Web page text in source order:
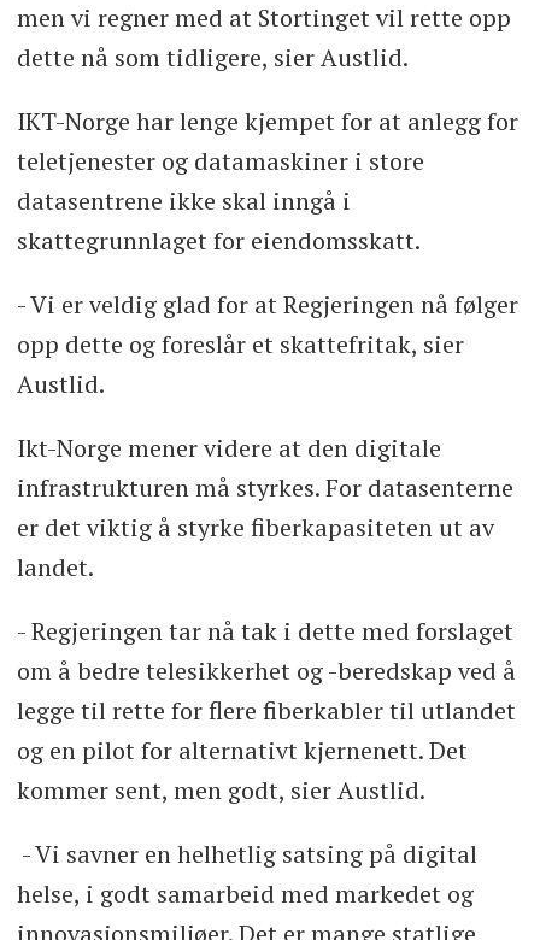
men vi regner med at Stortinget vil rette opp
dette nå som tidligere, sier Austlid.
IKT-Norge har lenge kjempet for at anlegg for
teletjenester og datamaskiner i store
datasentrene ikke skal inngå i
skattegrunnlaget for eiendomsskatt.
- Vi er veldig glad for at Regjeringen nå følger
opp dette og foreslår et skattefritak, sier
Austlid.
Ikt-Norge mener videre at den digitale
infrastrukturen må styrkes. For datasenterne
er det viktig å styrke fiberkapasiteten ut av
landet.
- Regjeringen tar nå tak i dette med forslaget
om å bedre telesikkerhet og -beredskap ved å
legge til rette for flere fiberkabler til utlandet
og en pilot for alternativt kjernenett. Det
kommer sent, men godt, sier Austlid.
- Vi savner en helhetlig satsing på digital
helse, i godt samarbeid med markedet og
innovasjonsmiljøer. Det er mange statlige